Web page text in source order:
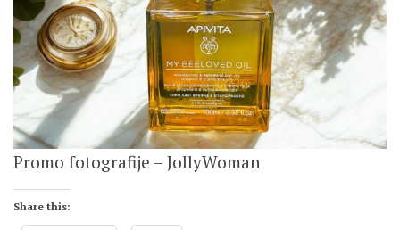
Promo fotografije – JollyWoman
Share this: